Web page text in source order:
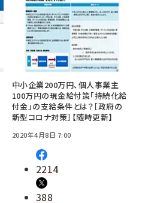
中小企業200万円、個人事業主
100万円の現金給付策「持続化給
付金」の支給条件とは？［政府の
新型コロナ対策］【随時更新】
2020年4月8日 7:00
2214
388